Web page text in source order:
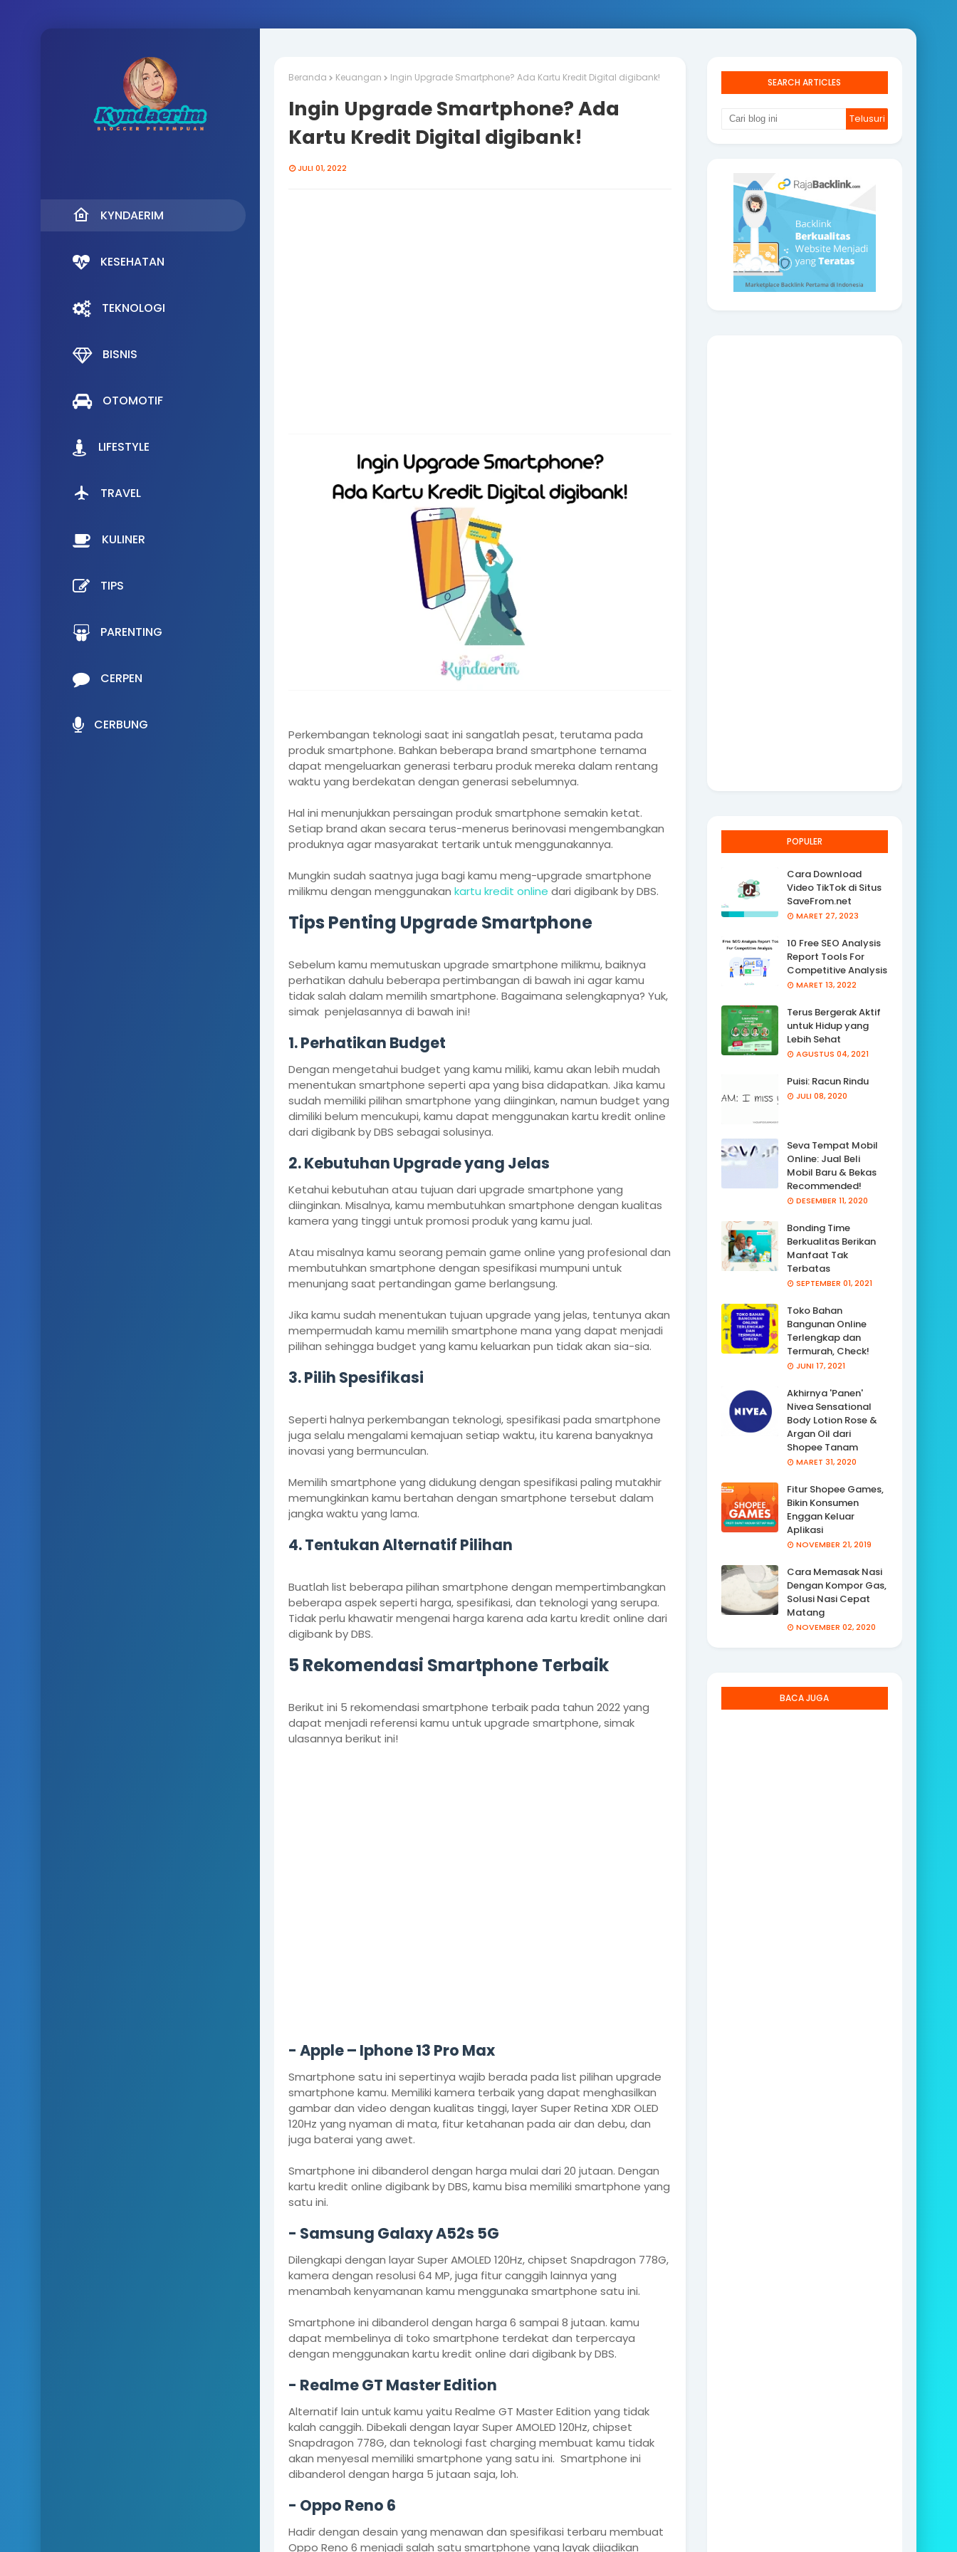
KYNDAERIM
KESEHATAN
TEKNOLOGI
BISNIS
OTOMOTIF
LIFESTYLE
TRAVEL
KULINER
TIPS
PARENTING
CERPEN
CERBUNG
Beranda Keuangan Ingin Upgrade Smartphone? Ada Kartu Kredit Digital digibank!
Ingin Upgrade Smartphone? Ada
Kartu Kredit Digital digibank!
JULI 01, 2022
Perkembangan teknologi saat ini sangatlah pesat, terutama pada
produk smartphone. Bahkan beberapa brand smartphone ternama
dapat mengeluarkan generasi terbaru produk mereka dalam rentang
waktu yang berdekatan dengan generasi sebelumnya.
Hal ini menunjukkan persaingan produk smartphone semakin ketat.
Setiap brand akan secara terus-menerus berinovasi mengembangkan
produknya agar masyarakat tertarik untuk menggunakannya.
Mungkin sudah saatnya juga bagi kamu meng-upgrade smartphone
milikmu dengan menggunakan kartu kredit online dari digibank by DBS.
Tips Penting Upgrade Smartphone
Sebelum kamu memutuskan upgrade smartphone milikmu, baiknya
perhatikan dahulu beberapa pertimbangan di bawah ini agar kamu
tidak salah dalam memilih smartphone. Bagaimana selengkapnya? Yuk,
simak penjelasannya di bawah ini!
1. Perhatikan Budget
Dengan mengetahui budget yang kamu miliki, kamu akan lebih mudah
menentukan smartphone seperti apa yang bisa didapatkan. Jika kamu
sudah memiliki pilihan smartphone yang diinginkan, namun budget yang
dimiliki belum mencukupi, kamu dapat menggunakan kartu kredit online
dari digibank by DBS sebagai solusinya.
2. Kebutuhan Upgrade yang Jelas
Ketahui kebutuhan atau tujuan dari upgrade smartphone yang
diinginkan. Misalnya, kamu membutuhkan smartphone dengan kualitas
kamera yang tinggi untuk promosi produk yang kamu jual.
Atau misalnya kamu seorang pemain game online yang profesional dan
membutuhkan smartphone dengan spesifikasi mumpuni untuk
menunjang saat pertandingan game berlangsung.
Jika kamu sudah menentukan tujuan upgrade yang jelas, tentunya akan
mempermudah kamu memilih smartphone mana yang dapat menjadi
pilihan sehingga budget yang kamu keluarkan pun tidak akan sia-sia.
3. Pilih Spesifikasi
Seperti halnya perkembangan teknologi, spesifikasi pada smartphone
juga selalu mengalami kemajuan setiap waktu, itu karena banyaknya
inovasi yang bermunculan.
Memilih smartphone yang didukung dengan spesifikasi paling mutakhir
memungkinkan kamu bertahan dengan smartphone tersebut dalam
jangka waktu yang lama.
4. Tentukan Alternatif Pilihan
Buatlah list beberapa pilihan smartphone dengan mempertimbangkan
beberapa aspek seperti harga, spesifikasi, dan teknologi yang serupa.
Tidak perlu khawatir mengenai harga karena ada kartu kredit online dari
digibank by DBS.
5 Rekomendasi Smartphone Terbaik
Berikut ini 5 rekomendasi smartphone terbaik pada tahun 2022 yang
dapat menjadi referensi kamu untuk upgrade smartphone, simak
ulasannya berikut ini!
- Apple – Iphone 13 Pro Max
Smartphone satu ini sepertinya wajib berada pada list pilihan upgrade
smartphone kamu. Memiliki kamera terbaik yang dapat menghasilkan
gambar dan video dengan kualitas tinggi, layer Super Retina XDR OLED
120Hz yang nyaman di mata, fitur ketahanan pada air dan debu, dan
juga baterai yang awet.
Smartphone ini dibanderol dengan harga mulai dari 20 jutaan. Dengan
kartu kredit online digibank by DBS, kamu bisa memiliki smartphone yang
satu ini.
- Samsung Galaxy A52s 5G
Dilengkapi dengan layar Super AMOLED 120Hz, chipset Snapdragon 778G,
kamera dengan resolusi 64 MP, juga fitur canggih lainnya yang
menambah kenyamanan kamu menggunaka smartphone satu ini.
Smartphone ini dibanderol dengan harga 6 sampai 8 jutaan. kamu
dapat membelinya di toko smartphone terdekat dan terpercaya
dengan menggunakan kartu kredit online dari digibank by DBS.
- Realme GT Master Edition
Alternatif lain untuk kamu yaitu Realme GT Master Edition yang tidak
kalah canggih. Dibekali dengan layar Super AMOLED 120Hz, chipset
Snapdragon 778G, dan teknologi fast charging membuat kamu tidak
akan menyesal memiliki smartphone yang satu ini. Smartphone ini
dibanderol dengan harga 5 jutaan saja, loh.
- Oppo Reno 6
Hadir dengan desain yang menawan dan spesifikasi terbaru membuat
Oppo Reno 6 menjadi salah satu smartphone yang layak dijadikan
SEARCH ARTICLES
POPULER
Cara Download
Video TikTok di Situs
SaveFrom.net
MARET 27, 2023
10 Free SEO Analysis
Report Tools For
Competitive Analysis
MARET 13, 2022
Terus Bergerak Aktif
untuk Hidup yang
Lebih Sehat
AGUSTUS 04, 2021
Puisi: Racun Rindu
JULI 08, 2020
Seva Tempat Mobil
Online: Jual Beli
Mobil Baru & Bekas
Recommended!
DESEMBER 11, 2020
Bonding Time
Berkualitas Berikan
Manfaat Tak
Terbatas
SEPTEMBER 01, 2021
Toko Bahan
Bangunan Online
Terlengkap dan
Termurah, Check!
JUNI 17, 2021
Akhirnya 'Panen'
Nivea Sensational
Body Lotion Rose &
Argan Oil dari
Shopee Tanam
MARET 31, 2020
Fitur Shopee Games,
Bikin Konsumen
Enggan Keluar
Aplikasi
NOVEMBER 21, 2019
Cara Memasak Nasi
Dengan Kompor Gas,
Solusi Nasi Cepat
Matang
NOVEMBER 02, 2020
BACA JUGA